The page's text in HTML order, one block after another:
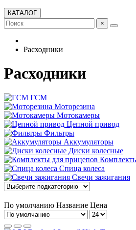
КАТАЛОГ
×
Расходники
Расходники
ГСМ
Моторезина
Мотокамеры
Цепной привод
Фильтры
Аккумуляторы
Диски колесные
Спица колеса
Свечи зажигания
По умолчанию Название Цена